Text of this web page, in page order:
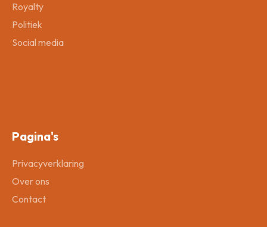
Royalty
Politiek
Social media
Pagina's
Privacyverklaring
Over ons
Contact